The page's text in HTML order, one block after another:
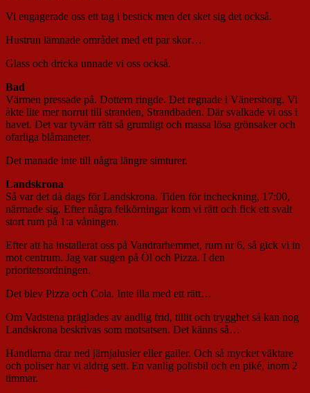
Vi engagerade oss ett tag i bestick men det sket sig det också.
Hustrun lämnade området med ett par skor…
Glass och dricka unnade vi oss också.
Bad
Värmen pressade på. Dottern ringde. Det regnade i Vänersborg. Vi
åkte lite mer norrut till stranden, Strandbaden. Där svalkade vi oss i
havet. Det var tyvärr rätt så grumligt och massa lösa grönsaker och
ofarliga blåmaneter.
Det manade inte till några längre simturer.
Landskrona
Så var det då dags för Landskrona. Tiden för incheckning, 17:00,
närmade sig. Efter några felkörningar kom vi rätt och fick ett svalt
stort rum på 1:a våningen.
Efter att ha installerat oss på Vandrarhemmet, rum nr 6, så gick vi in
mot centrum. Jag var sugen på Öl och Pizza. I den
prioritetsordningen.
Det blev Pizza och Cola. Inte illa med ett rätt…
Om Vadstena präglades av andlig frid, tillit och trygghet så kan nog
Landskrona beskrivas som motsatsen. Det känns så…
Handlarna drar ned järnjalusier eller galler. Och så mycket väktare
och poliser har vi aldrig sett. En vanlig polisbil och en piké, inom 2
timmar.